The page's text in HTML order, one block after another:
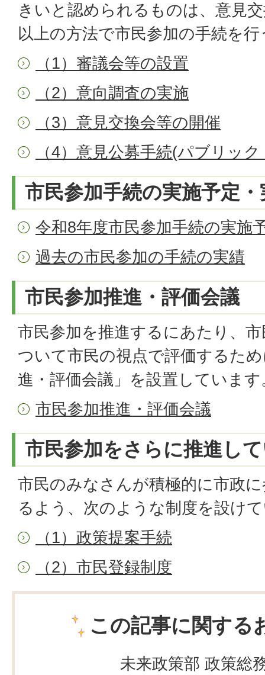
きいと認められるものは、意見
以上の方法で市民参加の手続を
（1）審議会等の設置
（2）意向調査の実施
（3）意見交換会等の開催
（4）意見公募手続(パブリッ
市民参加手続の実施予定
令和8年度市民参加手続の実施
過去の市民参加の手続の実績
市民参加推進・評価会議
市民参加を推進するにあたり、
ついて市民の視点で評価するた
進・評価会議」を設置しています
市民参加推進・評価会議
市民参加をさらに推進し
市民のみなさんが積極的に市政
るよう、次のような制度を設け
（1）政策提案手続
（2）市民登録制度
この記事に関する
未来政策部 政策総